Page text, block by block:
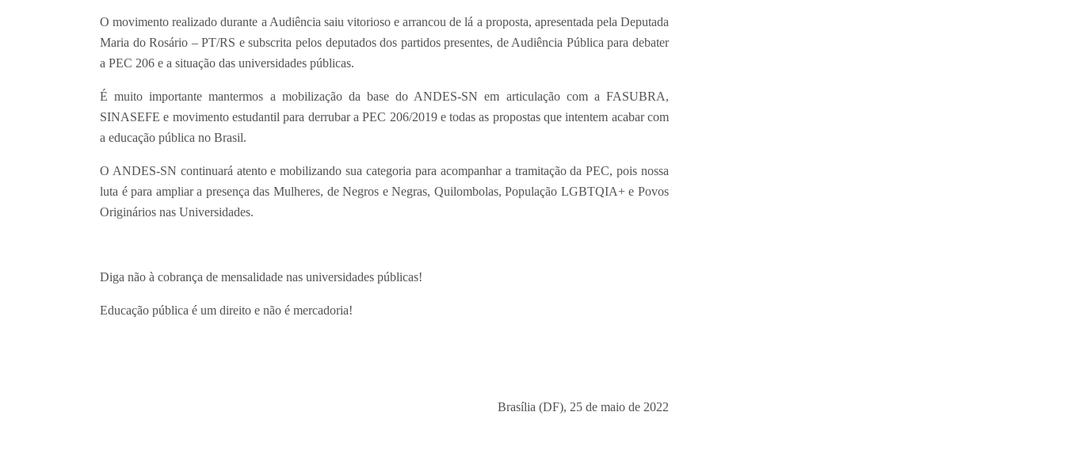
O movimento realizado durante a Audiência saiu vitorioso e arrancou de lá a proposta, apresentada pela Deputada
Maria do Rosário – PT/RS e subscrita pelos deputados dos partidos presentes, de Audiência Pública para debater
a PEC 206 e a situação das universidades públicas.
É muito importante mantermos a mobilização da base do ANDES-SN em articulação com a FASUBRA,
SINASEFE e movimento estudantil para derrubar a PEC 206/2019 e todas as propostas que intentem acabar com
a educação pública no Brasil.
O ANDES-SN continuará atento e mobilizando sua categoria para acompanhar a tramitação da PEC, pois nossa
luta é para ampliar a presença das Mulheres, de Negros e Negras, Quilombolas, População LGBTQIA+ e Povos
Originários nas Universidades.
Diga não à cobrança de mensalidade nas universidades públicas!
Educação pública é um direito e não é mercadoria!
Brasília (DF), 25 de maio de 2022